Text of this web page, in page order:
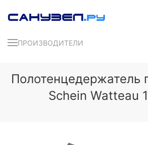
ПРОИЗВОДИТЕЛИ
Полотенцедержатель
Schein Watteau